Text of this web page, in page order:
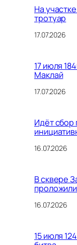
На
тротуар
17.07.2026
17 июля
Маклай
17.07.2026
Идёт сбор
16.07.2026
В сквере
16.07.2026
15 июля